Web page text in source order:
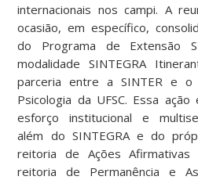
internacionais nos campi. A
ocasião, em específico,
do Programa de Extensão
modalidade SINTEGRA
parceria entre a SINTER e o
Psicologia da UFSC. Essa
esforço institucional e
além do SINTEGRA e do
reitoria de Ações Afirmativas
reitoria de Permanência e